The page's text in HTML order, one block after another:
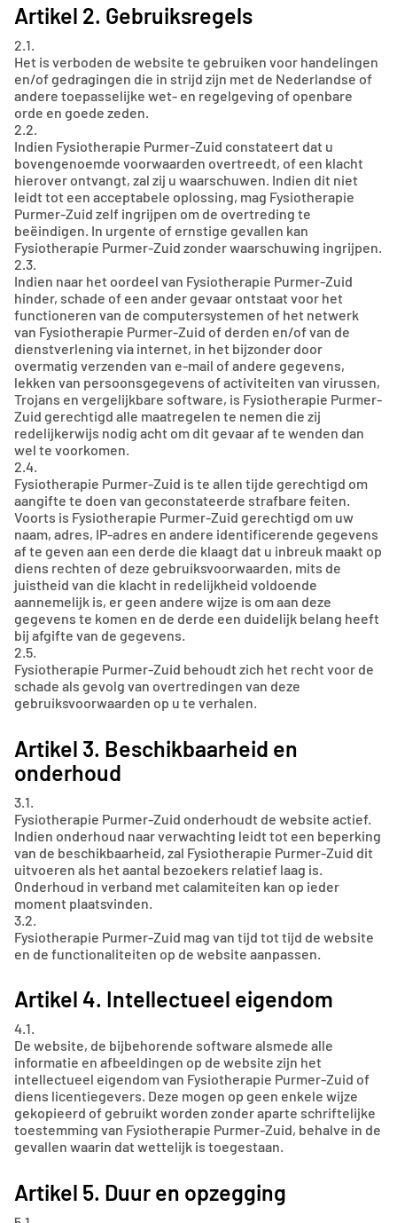
Artikel 2. Gebruiksregels
2.1.
Het is verboden de website te gebruiken voor handelingen
en/of gedragingen die in strijd zijn met de Nederlandse of
andere toepasselijke wet- en regelgeving of openbare
orde en goede zeden.
2.2.
Indien Fysiotherapie Purmer-Zuid constateert dat u
bovengenoemde voorwaarden overtreedt, of een klacht
hierover ontvangt, zal zij u waarschuwen. Indien dit niet
leidt tot een acceptabele oplossing, mag Fysiotherapie
Purmer-Zuid zelf ingrijpen om de overtreding te
beëindigen. In urgente of ernstige gevallen kan
Fysiotherapie Purmer-Zuid zonder waarschuwing ingrijpen.
2.3.
Indien naar het oordeel van Fysiotherapie Purmer-Zuid
hinder, schade of een ander gevaar ontstaat voor het
functioneren van de computersystemen of het netwerk
van Fysiotherapie Purmer-Zuid of derden en/of van de
dienstverlening via internet, in het bijzonder door
overmatig verzenden van e-mail of andere gegevens,
lekken van persoonsgegevens of activiteiten van virussen,
Trojans en vergelijkbare software, is Fysiotherapie Purmer-
Zuid gerechtigd alle maatregelen te nemen die zij
redelijkerwijs nodig acht om dit gevaar af te wenden dan
wel te voorkomen.
2.4.
Fysiotherapie Purmer-Zuid is te allen tijde gerechtigd om
aangifte te doen van geconstateerde strafbare feiten.
Voorts is Fysiotherapie Purmer-Zuid gerechtigd om uw
naam, adres, IP-adres en andere identificerende gegevens
af te geven aan een derde die klaagt dat u inbreuk maakt op
diens rechten of deze gebruiksvoorwaarden, mits de
juistheid van die klacht in redelijkheid voldoende
aannemelijk is, er geen andere wijze is om aan deze
gegevens te komen en de derde een duidelijk belang heeft
bij afgifte van de gegevens.
2.5.
Fysiotherapie Purmer-Zuid behoudt zich het recht voor de
schade als gevolg van overtredingen van deze
gebruiksvoorwaarden op u te verhalen.
Artikel 3. Beschikbaarheid en
onderhoud
3.1.
Fysiotherapie Purmer-Zuid onderhoudt de website actief.
Indien onderhoud naar verwachting leidt tot een beperking
van de beschikbaarheid, zal Fysiotherapie Purmer-Zuid dit
uitvoeren als het aantal bezoekers relatief laag is.
Onderhoud in verband met calamiteiten kan op ieder
moment plaatsvinden.
3.2.
Fysiotherapie Purmer-Zuid mag van tijd tot tijd de website
en de functionaliteiten op de website aanpassen.
Artikel 4. Intellectueel eigendom
4.1.
De website, de bijbehorende software alsmede alle
informatie en afbeeldingen op de website zijn het
intellectueel eigendom van Fysiotherapie Purmer-Zuid of
diens licentiegevers. Deze mogen op geen enkele wijze
gekopieerd of gebruikt worden zonder aparte schriftelijke
toestemming van Fysiotherapie Purmer-Zuid, behalve in de
gevallen waarin dat wettelijk is toegestaan.
Artikel 5. Duur en opzegging